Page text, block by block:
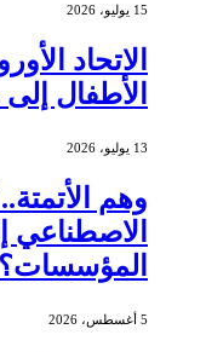
15 يوليو، 2026
الاتحاد
الأطفال
13 يوليو، 2026
وهم
المؤسسات؟
5 أغسطس، 2026